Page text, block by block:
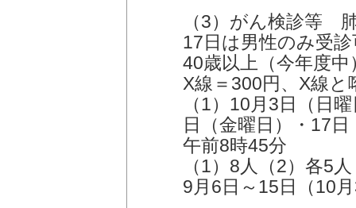
（3）がん検診等
17日は男性のみ受
40歳以上（今年度
X線＝300円、X線
（1）10月3日（日
日（金曜日）・17
午前8時45分
（1）8人（2）各5人
9月6日～15日（10